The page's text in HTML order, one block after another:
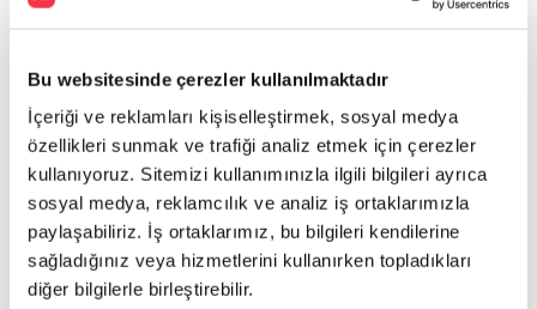
Bu websitesinde çerezler kullanılmaktadır
İçeriği ve reklamları kişiselleştirmek, sosyal medya
özellikleri sunmak ve trafiği analiz etmek için çerezler
kullanıyoruz. Sitemizi kullanımınızla ilgili bilgileri ayrıca
sosyal medya, reklamcılık ve analiz iş ortaklarımızla
paylaşabiliriz. İş ortaklarımız, bu bilgileri kendilerine
sağladığınız veya hizmetlerini kullanırken topladıkları
diğer bilgilerle birleştirebilir.